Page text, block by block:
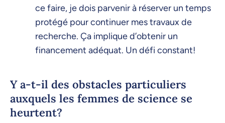
ce faire, je dois parvenir à réserver un temps
protégé pour continuer mes travaux de
recherche. Ça implique d’obtenir un
financement adéquat. Un défi constant!
Y a-t-il des obstacles particuliers
auxquels les femmes de science se
heurtent?